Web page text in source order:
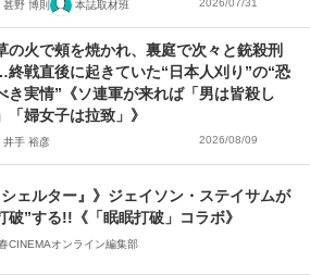
甚野 博則 本誌取材班 2026/07/31
の火で頰を焼かれ、裏庭で次々と銃殺刑
終戦直後に起きていた“日本人刈り”の“恐
き実情”《ソ連軍が来れば「男は皆殺し
「婦女子は拉致」》
井手 裕彦 2026/08/09
シェルター』》ジェイソン・ステイサムが
破”する!!《「眠眠打破」コラボ》
CINEMAオンライン編集部